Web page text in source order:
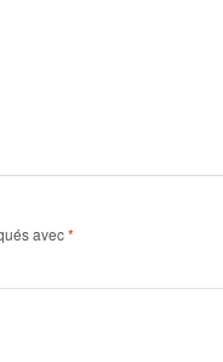
avec*